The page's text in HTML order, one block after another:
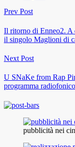
Prev Post
Il ritorno di Enneo2. A
il singolo Maglioni di
Next Post
U SNaKe from Rap
programma
pubblicità nei